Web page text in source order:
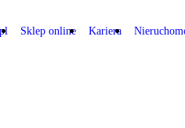
Sklep online Kariera